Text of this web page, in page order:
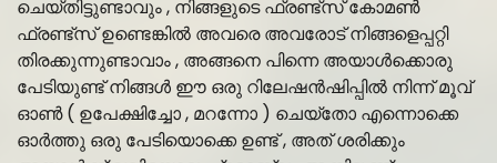
ചെയ്തിട്ടുണ്ടാവും , നിങ്ങളുടെ ഫ്രണ്ട്സ് കോമൺ
ഫ്രണ്ട്സ് ഉണ്ടെങ്കിൽ അവരെ അവരോട് നിങ്ങളെപ്പറ്റി
തിരക്കുന്നുണ്ടാവാം , അങ്ങനെ പിന്നെ അയാൾക്കൊരു
പേടിയുണ്ട് നിങ്ങൾ ഈ ഒരു റിലേഷൻഷിപ്പിൽ നിന്ന് മൂവ്
ഓൺ ( ഉപേക്ഷിച്ചോ , മറന്നോ ) ചെയ്തോ എന്നൊക്കെ
ഓർത്തു ഒരു പേടിയൊക്കെ ഉണ്ട് , അത് ശരിക്കും